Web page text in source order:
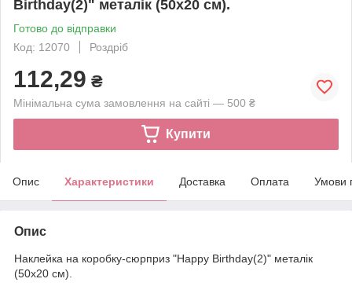
Birthday(2)" металік (50х20 см).
Готово до відправки
Код: 12070
Роздріб
112,29 ₴
Мінімальна сума замовлення на сайті — 500 ₴
Купити
Опис Характеристики Доставка Оплата Умови
Опис
Наклейка на коробку-сюрприз "Happy Birthday(2)" металік
(50х20 см).